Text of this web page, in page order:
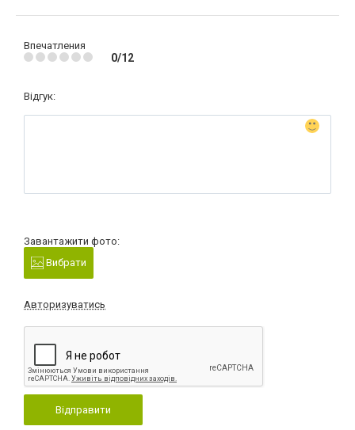
Впечатления
0/12
Відгук:
Завантажити фото:
Вибрати
Авторизуватись
Відправити